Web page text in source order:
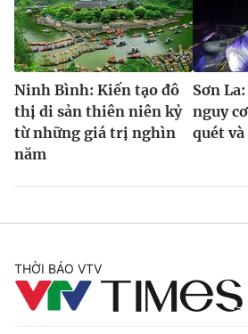
Tổng đài VTV:024.38 355 931 -
Ðiện thoại Thời báo VTV:024.66 897
Email:toasoan@vtv.vn
Liên hệ quảng cáo:024-7300.7108
Ninh Bình: Kiến tạo đô
thị di sản thiên niên kỷ
từ những giá trị nghìn
năm
Sơn
nguy
quét
THỜI BÁO VTV